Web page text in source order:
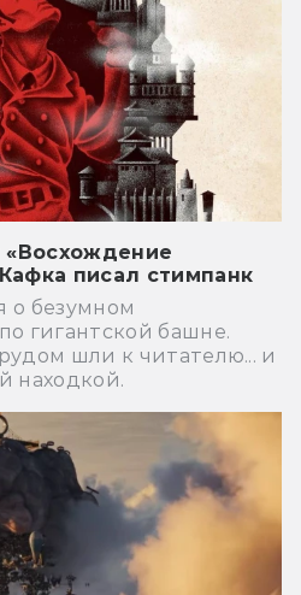
писал стимпанк
о безумном
гигантской башне.
шли к читателю... и
находкой.